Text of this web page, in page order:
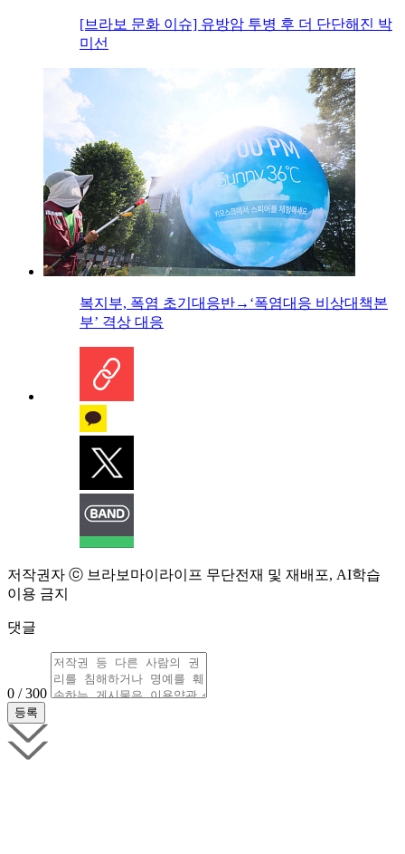
[브라보 문화 이슈] 유방암 투병 후 더 단단해진 박
미선
복지부, 폭염 초기대응반→‘폭염대응 비상대책본
부’ 격상 대응
저작권자 ⓒ 브라보마이라이프 무단전재 및 재배포, AI학습
이용 금지
댓글
0 / 300